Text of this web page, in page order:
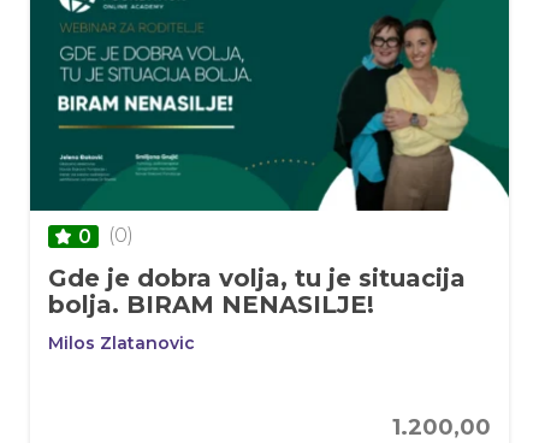
0 (0)
Gde je dobra volja, tu je situacija
bolja. BIRAM NENASILJE!
Milos Zlatanovic
1.200,00